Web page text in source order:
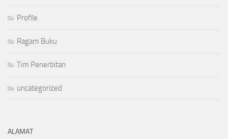
Profile
Ragam Buku
Tim Penerbitan
uncategorized
ALAMAT